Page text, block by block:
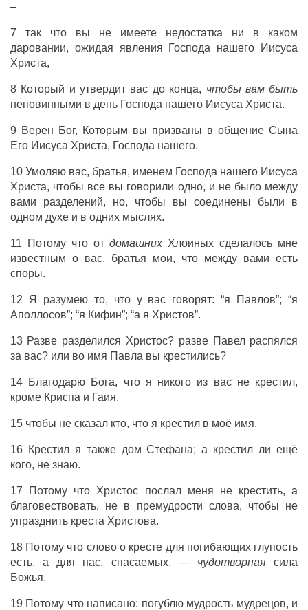
–
7 так что вы не имеете недостатка ни в каком
даровании, ожидая явления Господа нашего Иисуса
Христа,
8 Который и утвердит вас до конца, чтобы вам быть
неповинными в день Господа нашего Иисуса Христа.
9 Верен Бог, Которым вы призваны в общение Сына
Его Иисуса Христа, Господа нашего.
10 Умоляю вас, братья, именем Господа нашего Иисуса
Христа, чтобы все вы говорили одно, и не было между
вами разделений, но, чтобы вы соединены были в
одном духе и в одних мыслях.
11 Потому что отдомашнихХлоиных сделалось мне
известным о вас, братья мои, что между вами есть
споры.
12 Я разумею то, что у вас говорят: “я Павлов”; “я
Аполлосов”; “я Кифин”; “а я Христов”.
13 Разве разделился Христос? разве Павел распялся
за вас? или во имя Павла вы крестились?
14 Благодарю Бога, что я никого из вас не крестил,
кроме Криспа и Гаия,
15 чтобы не сказал кто, что я крестил в моё имя.
16 Крестил я также дом Стефана; а крестил ли ещё
кого, не знаю.
17 Потому что Христос послал меня не крестить, а
благовествовать, не в премудрости слова, чтобы не
упразднить креста Христова.
18 Потому что слово о кресте для погибающих глупость
есть, а для нас, спасаемых, — чудотворная сила
Божья.
19 Потому что написано: погублю мудрость мудрецов, и